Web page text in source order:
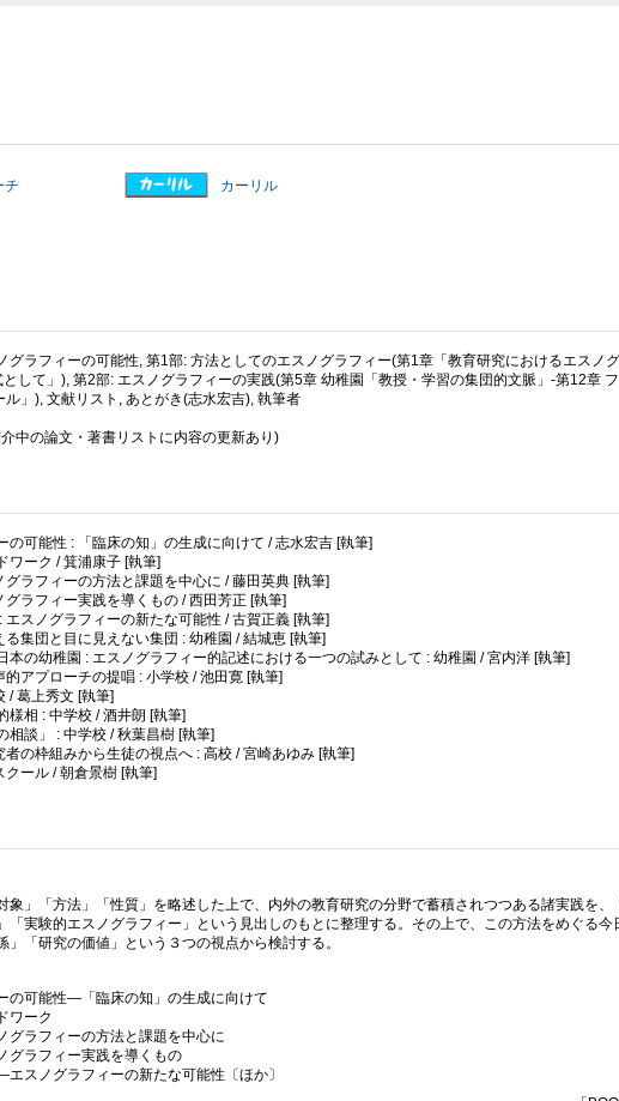
チ カーリル
グラフィーの可能性, 第1部: 方法としてのエスノグラフィー(第1章「教育研究におけるエスノ
して」), 第2部: エスノグラフィーの実践(第5章 幼稚園「教授・学習の集団的文脈」-第12章
」), 文献リスト, あとがき(志水宏吉), 執筆者
中の論文・著書リストに内容の更新あり)
可能性 : 「臨床の知」の生成に向けて / 志水宏吉 [執筆]
ワーク / 箕浦康子 [執筆]
ラフィーの方法と課題を中心に / 藤田英典 [執筆]
ラフィー実践を導くもの / 西田芳正 [執筆]
スノグラフィーの新たな可能性 / 古賀正義 [執筆]
集団と目に見えない集団 : 幼稚園 / 結城恵 [執筆]
本の幼稚園 : エスノグラフィー的記述における一つの試みとして : 幼稚園 / 宮内洋 [執筆]
アプローチの提唱 : 小学校 / 池田寛 [執筆]
/ 葛上秀文 [執筆]
様相 : 中学校 / 酒井朗 [執筆]
談」 : 中学校 / 秋葉昌樹 [執筆]
の枠組みから生徒の視点へ : 高校 / 宮崎あゆみ [執筆]
ール / 朝倉景樹 [執筆]
象」「方法」「性質」を略述した上で、内外の教育研究の分野で蓄積されつつある諸実践を、
「実験的エスノグラフィー」という見出しのもとに整理する。その上で、この方法をめぐる今
「研究の価値」という３つの視点から検討する。
の可能性—「臨床の知」の生成に向けて
ワーク
ラフィーの方法と課題を中心に
グラフィー実践を導くもの
スノグラフィーの新たな可能性〔ほか〕